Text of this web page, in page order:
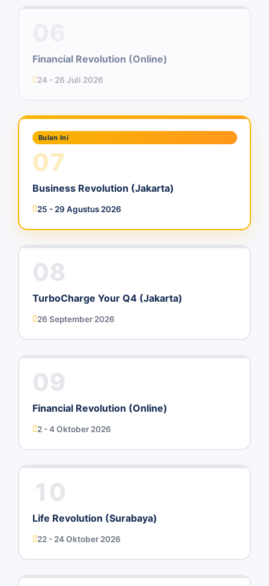
Financial Revolution (Online)
24 - 26 Juli 2026
Bulan Ini
07
Business Revolution (Jakarta)
25 - 29 Agustus 2026
08
TurboCharge Your Q4 (Jakarta)
26 September 2026
09
Financial Revolution (Online)
2 - 4 Oktober 2026
10
Life Revolution (Surabaya)
22 - 24 Oktober 2026